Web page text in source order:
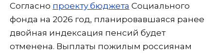
Согласно проекту бюджета Социального
фонда на 2026 год, планировавшаяся ранее
двойная индексация пенсий будет
отменена. Выплаты пожилым россиянам